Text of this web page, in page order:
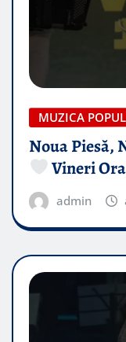
MUZICA
Noua Piesă,
Vineri Ora
admin